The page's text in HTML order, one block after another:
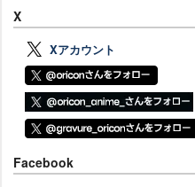
X
Xアカウント
Facebook